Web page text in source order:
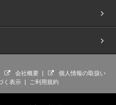
会社概要
個人情報の取扱い
く表示
ご利用規約